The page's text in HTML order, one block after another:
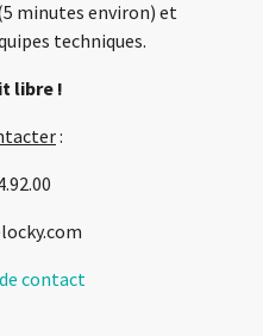
minutes environ) et
techniques.
libre !
:
contact